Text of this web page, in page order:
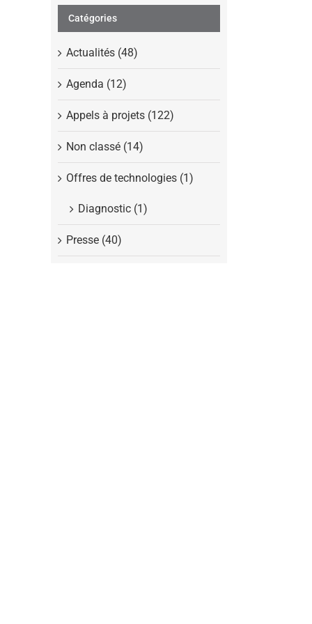
Catégories
Actualités (48)
Agenda (12)
Appels à projets (122)
Non classé (14)
Offres de technologies (1)
Diagnostic (1)
Presse (40)